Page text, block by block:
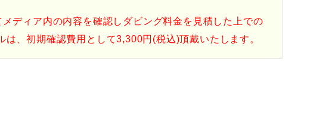
メディア内の内容を確認しダビング料金を見積した上での
は、初期確認費用として3,300円(税込)頂戴いたします。